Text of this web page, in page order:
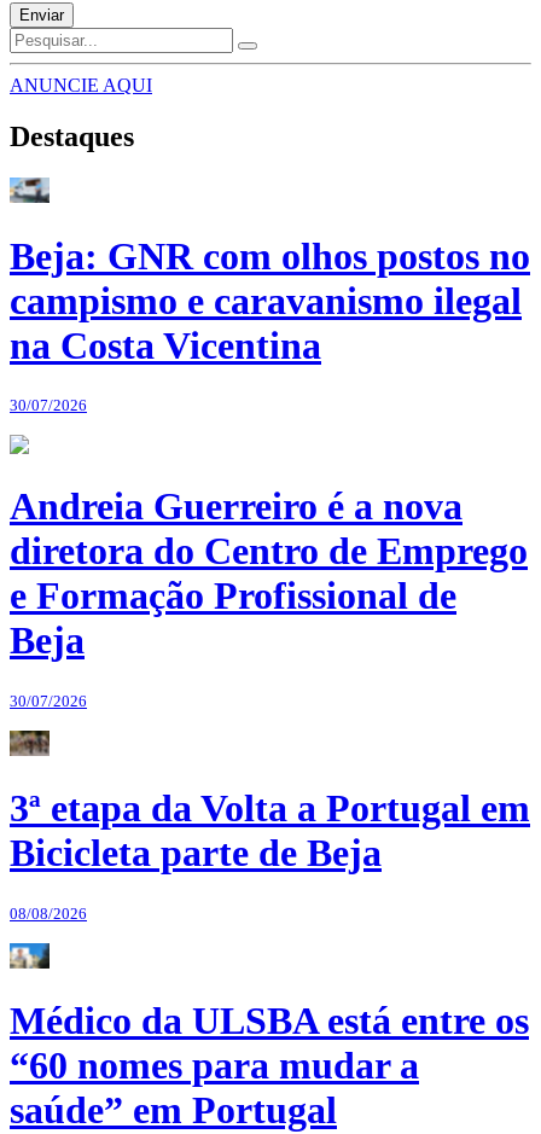
Enviar
ANUNCIE AQUI
Destaques
Beja: GNR com olhos postos no
campismo e caravanismo ilegal
na Costa Vicentina
30/07/2026
Andreia Guerreiro é a nova
diretora do Centro de Emprego
e Formação Profissional de
Beja
30/07/2026
3ª etapa da Volta a Portugal em
Bicicleta parte de Beja
08/08/2026
Médico da ULSBA está entre os
“60 nomes para mudar a
saúde” em Portugal